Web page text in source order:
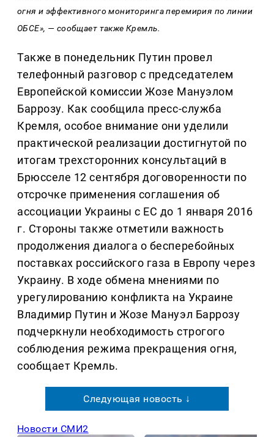
огня и эффективного мониторинга перемирия по линии
ОБСЕ», — сообщает также Кремль.
Также в понедельник Путин провел
телефонный разговор с председателем
Европейской комиссии Жозе Мануэлом
Баррозу. Как сообщила пресс-служба
Кремля, особое внимание они уделили
практической реализации достигнутой по
итогам трехсторонних консультаций в
Брюсселе 12 сентября договоренности по
отсрочке применения соглашения об
ассоциации Украины с ЕС до 1 января 2016
г. Стороны также отметили важность
продолжения диалога о бесперебойных
поставках российского газа в Европу через
Украину. В ходе обмена мнениями по
урегулированию конфликта на Украине
Владимир Путин и Жозе Мануэл Баррозу
подчеркнули необходимость строгого
соблюдения режима прекращения огня,
сообщает Кремль.
Следующая новость ↓
Новости СМИ2